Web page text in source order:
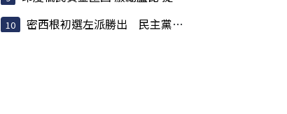
密西根初選左派勝出 民主黨焦慮升高